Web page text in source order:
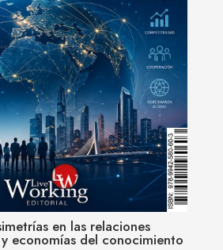
en las relaciones
economías del conocimiento